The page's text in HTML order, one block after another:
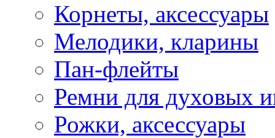
Корнеты, аксессуары
Мелодики, кларины
Пан-флейты
Ремни для духовых
Рожки, аксессуары